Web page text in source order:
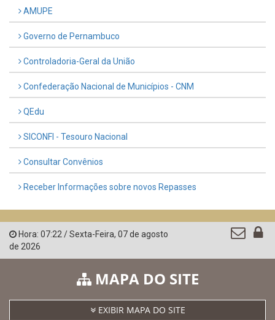
AMUPE
Governo de Pernambuco
Controladoria-Geral da União
Confederação Nacional de Municípios - CNM
QEdu
SICONFI - Tesouro Nacional
Consultar Convênios
Receber Informações sobre novos Repasses
Hora: 07:22/Sexta-Feira, 07 de agosto
de 2026
MAPA DO SITE
EXIBIR MAPA DO SITE